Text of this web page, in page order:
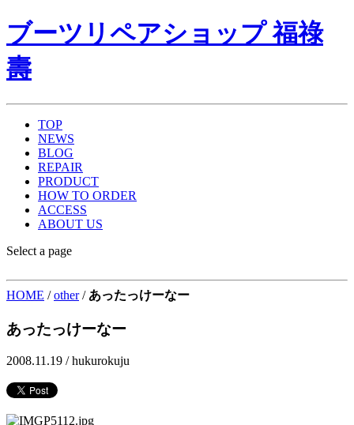
ブーツリペアショップ 福祿
壽
TOP
NEWS
BLOG
REPAIR
PRODUCT
HOW TO ORDER
ACCESS
ABOUT US
Select a page
HOME /other/ あったっけーなー
あったっけーなー
2008.11.19 /hukurokuju